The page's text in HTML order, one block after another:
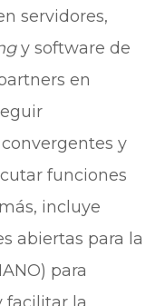
servidores,
y software de
en
y
funciones
incluye
abiertas para la
para